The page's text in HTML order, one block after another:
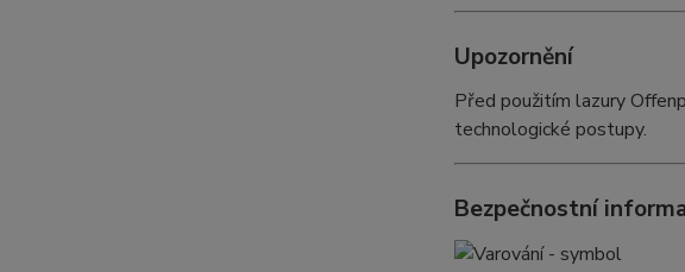
Upozornění
Před použitím lazury
technologické postupy.
Bezpečnostní